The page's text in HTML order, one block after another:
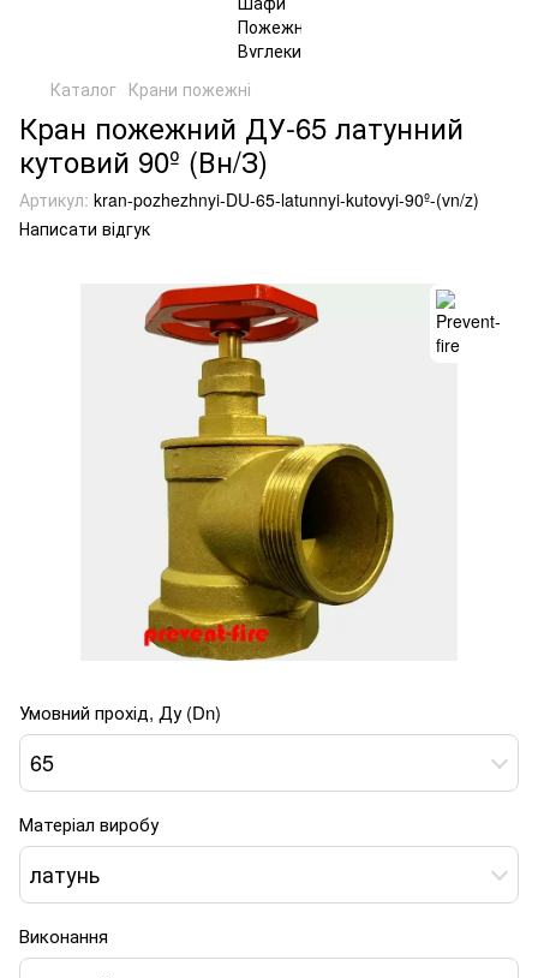
Каталог Крани пожежні
Кран пожежний ДУ-65 латунний
кутовий 90º (Вн/З)
Артикул: kran-pozhezhnyi-DU-65-latunnyi-kutovyi-90º-(vn/z)
Написати відгук
Умовний прохід, Ду (Dn)
65
Матеріал виробу
латунь
Виконання